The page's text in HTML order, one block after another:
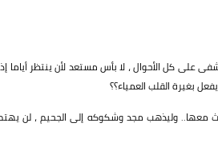
على كل الأحوال ، لا بأس مستعد لأن ينتظر أياما
بغيرة القلب العمياء؟؟
معها.. وليذهب مجد وشكوكه إلى الجحيم ، لن